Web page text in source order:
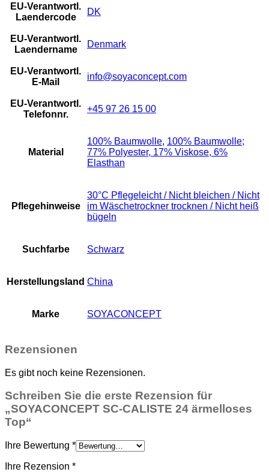
EU-Verantwortl.
Laendercode
DK
EU-Verantwortl.
Laendername
Denmark
EU-Verantwortl.
E-Mail
info@soyaconcept.com
EU-Verantwortl.
Telefonnr.
+45 97 26 15 00
Material
100% Baumwolle, 100% Baumwolle;
77% Polyester, 17% Viskose, 6%
Elasthan
Pflegehinweise
30°C Pflegeleicht / Nicht bleichen / Nicht
im Wäschetrockner trocknen / Nicht heiß
bügeln
Suchfarbe Schwarz
Herstellungsland China
Marke SOYACONCEPT
Rezensionen
Es gibt noch keine Rezensionen.
Schreiben Sie die erste Rezension für
„SOYACONCEPT SC-CALISTE 24 ärmelloses
Top“
Ihre Bewertung *
Ihre Rezension *